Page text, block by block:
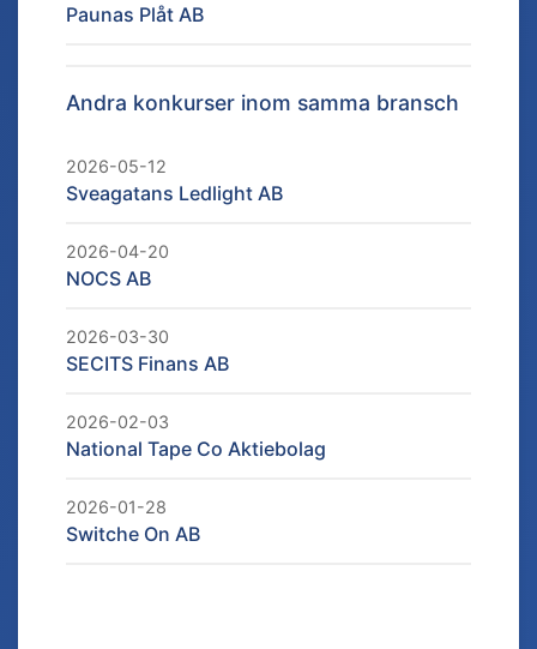
Paunas Plåt AB
Andra konkurser inom samma bransch
2026-05-12
Sveagatans Ledlight AB
2026-04-20
NOCS AB
2026-03-30
SECITS Finans AB
2026-02-03
National Tape Co Aktiebolag
2026-01-28
Switche On AB